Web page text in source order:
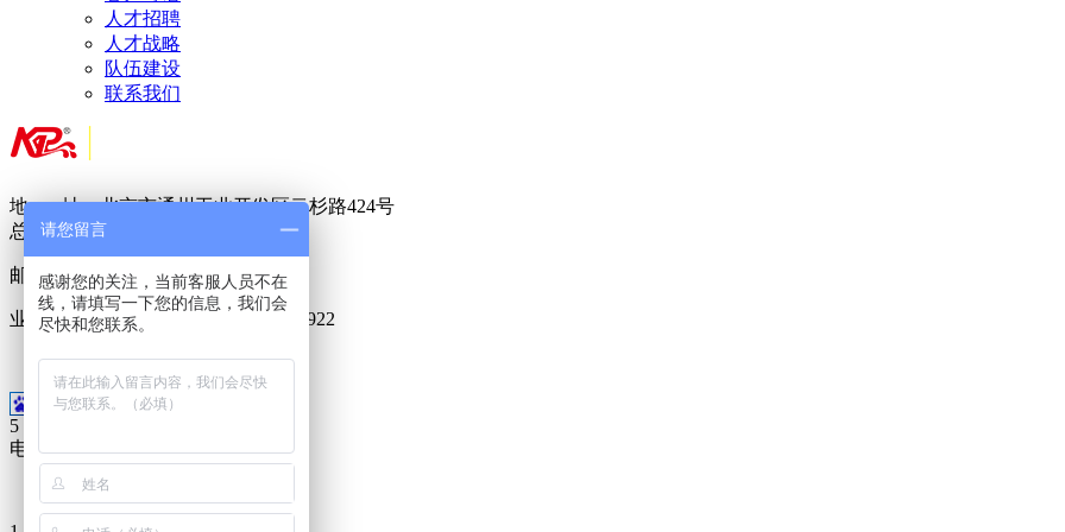
人才招聘
人才战略
队伍建设
联系我们
地 址：北京市通州工业开发区云杉路424号
总 机：010-
邮 箱：717888288@qq.com
业务专线：400-6023-686 15911099922
18500955188
5
电话
010-8950-5822
请您留言
感谢您的关注，当前客服人员不在
线，请填写一下您的信息，我们会
尽快和您联系。